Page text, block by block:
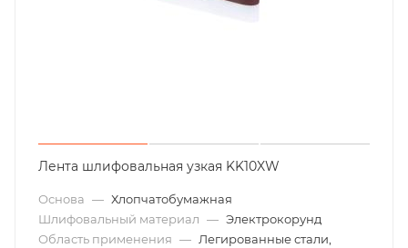
Лента шлифовальная узкая KK10XW
Основа — Хлопчатобумажная
Шлифовальный материал — Электрокорунд
Область применения — Легированные стали,